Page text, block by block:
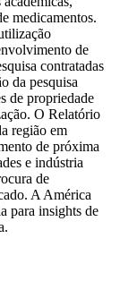
medicamentos.
de
contratadas
da pesquisa
de propriedade
O Relatório
região em
de próxima
e indústria
de
A América
para insights de